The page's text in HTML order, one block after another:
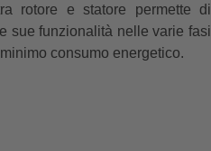
rotore e statore permette di
sue funzionalità nelle varie fasi
consumo energetico.